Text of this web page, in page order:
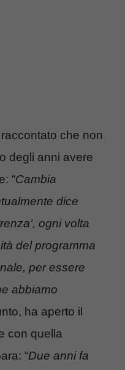
che non
degli anni avere
“Cambia
dice
ogni volta
del programma
per essere
abbiamo
ha aperto il
con quella
“Due anni fa